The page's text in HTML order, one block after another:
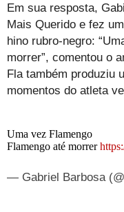
Em sua resposta,
Mais Querido e fez
hino rubro-negro:
morrer”, comentou o
Fla também produziu
momentos do atleta
Uma vez Flamengo
Flamengo até morrer
— Gabriel Barbosa